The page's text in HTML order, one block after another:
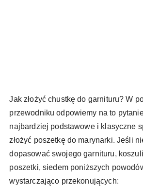
Jak złożyć chustkę do garnituru? W
przewodniku odpowiemy na to
najbardziej podstawowe i klasyczne
złożyć poszetkę do marynarki. Jeśli
dopasować swojego garnituru,
poszetki, siedem poniższych
wystarczająco przekonujących: